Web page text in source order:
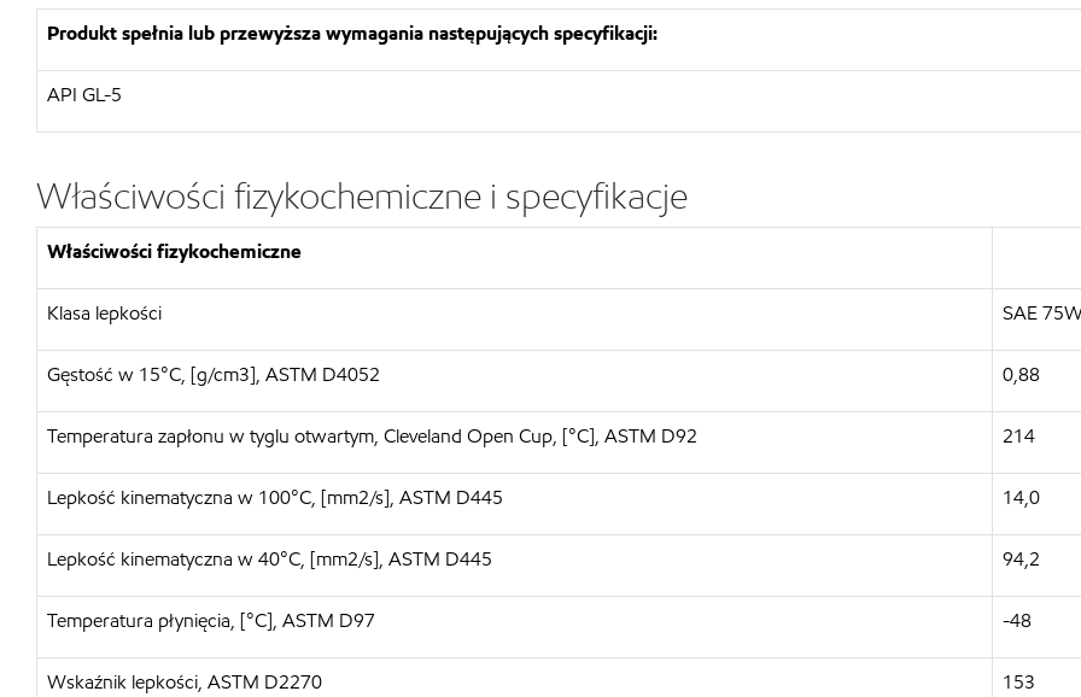
Produkt spełnia lub przewyższa wymagania następujących specyfikacji:
API GL-5
Właściwości fizykochemiczne i specyfikacje
Właściwości fizykochemiczne
Klasa lepkości SAE
Gęstość w 15°C, [g/cm3], ASTM D4052 0,88
Temperatura zapłonu w tyglu otwartym, Cleveland Open Cup, [°C], ASTM D92 214
Lepkość kinematyczna w 100°C, [mm2/s], ASTM D445 14,0
Lepkość kinematyczna w 40°C, [mm2/s], ASTM D445 94,2
Temperatura płynięcia, [°C], ASTM D97 -48
Wskaźnik lepkości, ASTM D2270 153